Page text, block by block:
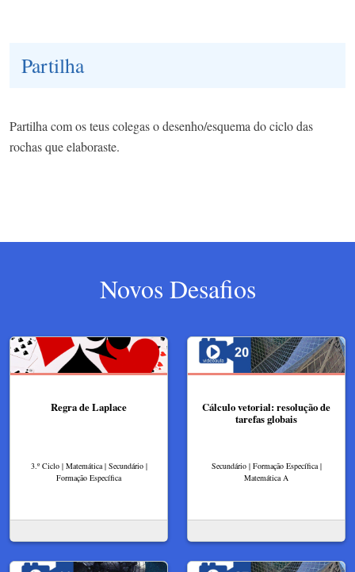
Partilha
Partilha com os teus colegas o desenho/esquema do ciclo das
rochas que elaboraste.​
Novos Desafios
Regra de Laplace
3.º Ciclo | Matemática | Secundário |
Formação Específica
Cálculo vetorial: resolução de
tarefas globais
Secundário | Formação Específica |
Matemática A